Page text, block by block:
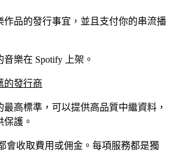
作品的發行事宜，並且支付你的串流播
樂在 Spotify 上架。
的發行商
高標準，可以提供高品質中繼資料，
護。
會收取費用或佣金。每項服務都是獨